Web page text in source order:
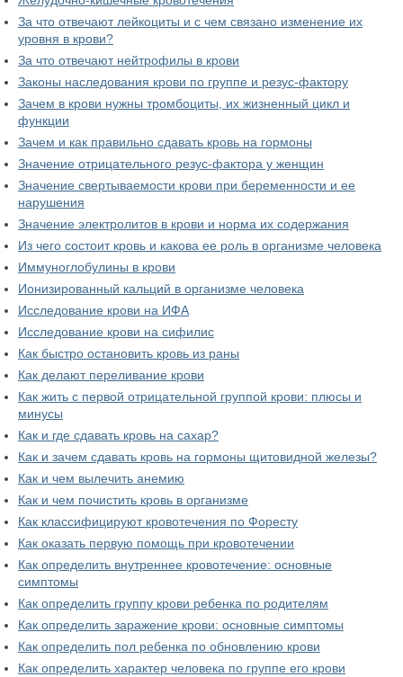
За что отвечают лейкоциты и с чем связано изменение их
уровня в крови?
За что отвечают нейтрофилы в крови
Законы наследования крови по группе и резус-фактору
Зачем в крови нужны тромбоциты, их жизненный цикл и
функции
Зачем и как правильно сдавать кровь на гормоны
Значение отрицательного резус-фактора у женщин
Значение свертываемости крови при беременности и ее
нарушения
Значение электролитов в крови и норма их содержания
Из чего состоит кровь и какова ее роль в организме человека
Иммуноглобулины в крови
Ионизированный кальций в организме человека
Исследование крови на ИФА
Исследование крови на сифилис
Как быстро остановить кровь из раны
Как делают переливание крови
Как жить с первой отрицательной группой крови: плюсы и
минусы
Как и где сдавать кровь на сахар?
Как и зачем сдавать кровь на гормоны щитовидной железы?
Как и чем вылечить анемию
Как и чем почистить кровь в организме
Как классифицируют кровотечения по Форесту
Как оказать первую помощь при кровотечении
Как определить внутреннее кровотечение: основные
симптомы
Как определить группу крови ребенка по родителям
Как определить заражение крови: основные симптомы
Как определить пол ребенка по обновлению крови
Как определить характер человека по группе его крови